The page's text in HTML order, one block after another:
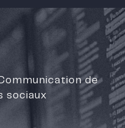
de
sociaux